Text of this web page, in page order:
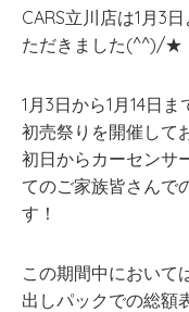
CARS立川店は1月3
ただきました(^^)/★
1月3日から1月14日
初売祭りを開催して
初日からカーセンサ
てのご家族皆さんで
す！
この期間中において
出しパックでの総額